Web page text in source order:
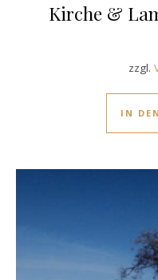
Kirche &
zzgl.
IN